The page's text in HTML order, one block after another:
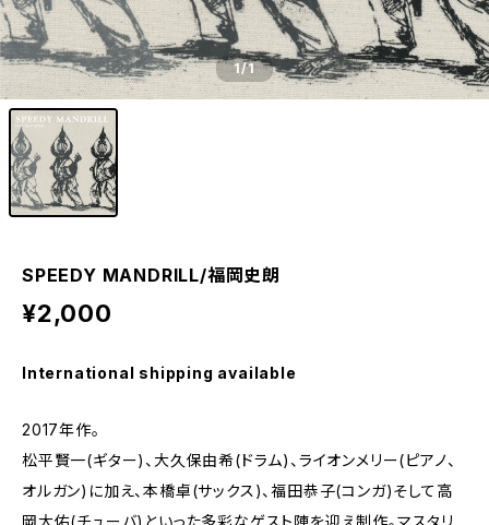
1/1
SPEEDY MANDRILL/福岡史朗
¥2,000
International shipping available
2017年作。
松平賢一(ギター)、大久保由希(ドラム)、ライオンメリー(ピアノ、
オルガン)に加え、本橋卓(サックス)、福田恭子(コンガ)そして高
岡大佑(チューバ)といった多彩なゲスト陣を迎え制作。マスタリ